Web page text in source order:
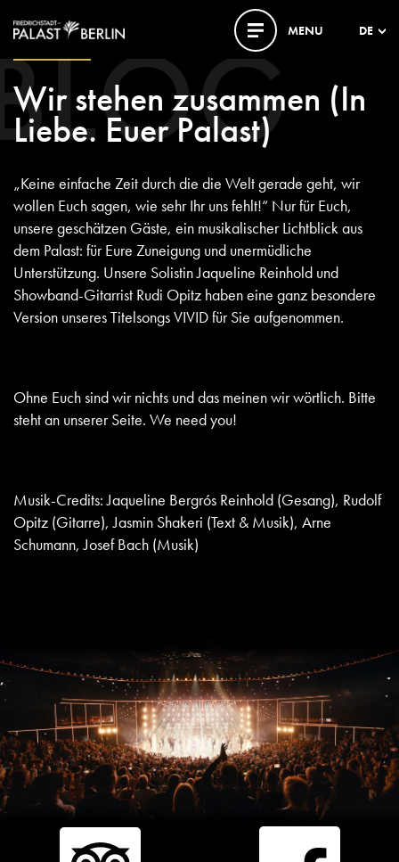
MENU DE
Wir stehen zusammen (In
Liebe. Euer Palast)
„Keine einfache Zeit durch die die Welt gerade geht, wir
wollen Euch sagen, wie sehr Ihr uns fehlt!“ Nur für Euch,
unsere geschätzen Gäste, ein musikalischer Lichtblick aus
dem Palast: für Eure Zuneigung und unermüdliche
Unterstützung. Unsere Solistin Jaqueline Reinhold und
Showband-Gitarrist Rudi Opitz haben eine ganz besondere
Version unseres Titelsongs VIVID für Sie aufgenommen.
Ohne Euch sind wir nichts und das meinen wir wörtlich. Bitte
steht an unserer Seite. We need you!
Musik-Credits: Jaqueline Bergrós Reinhold (Gesang), Rudolf
Opitz (Gitarre), Jasmin Shakeri (Text & Musik), Arne
Schumann, Josef Bach (Musik)